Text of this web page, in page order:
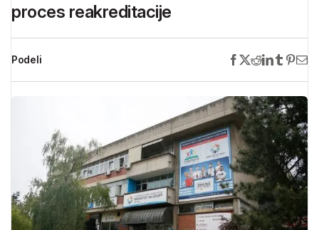
proces reakreditacije
Podeli